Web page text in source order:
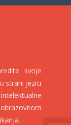
svoje
strani jezici